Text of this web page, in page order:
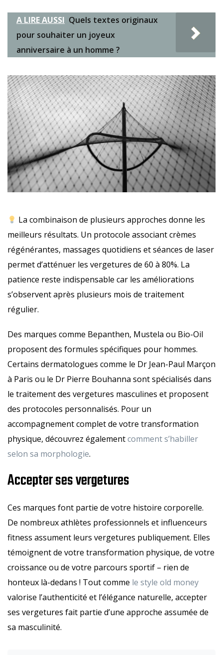
A LIRE AUSSI Quels textes originaux
pour souhaiter un joyeux
anniversaire à un homme ?
La combinaison de plusieurs approches donne les
meilleurs résultats. Un protocole associant crèmes
régénérantes, massages quotidiens et séances de laser
permet d’atténuer les vergetures de 60 à 80%. La
patience reste indispensable car les améliorations
s’observent après plusieurs mois de traitement
régulier.
Des marques comme Bepanthen, Mustela ou Bio-Oil
proposent des formules spécifiques pour hommes.
Certains dermatologues comme le Dr Jean-Paul Marçon
à Paris ou le Dr Pierre Bouhanna sont spécialisés dans
le traitement des vergetures masculines et proposent
des protocoles personnalisés. Pour un
accompagnement complet de votre transformation
physique, découvrez égalementcomment s’habiller
selon sa morphologie.
Accepter ses vergetures
Ces marques font partie de votre histoire corporelle.
De nombreux athlètes professionnels et influenceurs
fitness assument leurs vergetures publiquement. Elles
témoignent de votre transformation physique, de votre
croissance ou de votre parcours sportif – rien de
honteux là-dedans ! Tout comme le style old money
valorise l’authenticité et l’élégance naturelle, accepter
ses vergetures fait partie d’une approche assumée de
sa masculinité.